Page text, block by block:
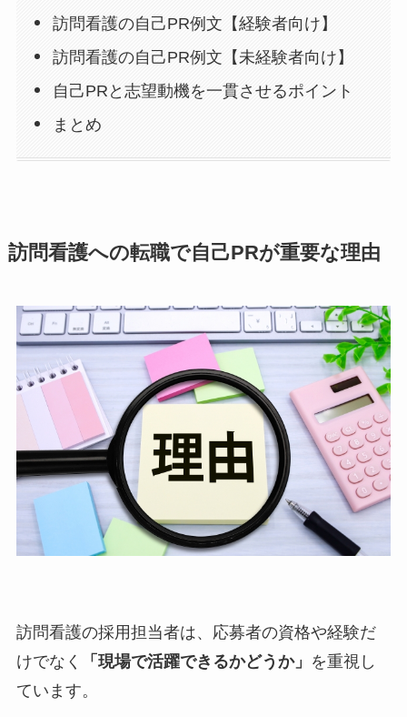
訪問看護の自己PR例文【経験者向け】
訪問看護の自己PR例文【未経験者向け】
自己PRと志望動機を一貫させるポイント
まとめ
訪問看護への転職で自己PRが重要な理由
訪問看護の採用担当者は、応募者の資格や経験だ
けでなく
「現場で活躍できるかどうか」 を重視し
ています。